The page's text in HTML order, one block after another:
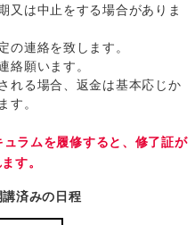
又は中止をする場合がありま
の連絡を致します。
絡願います。
れる場合、返金は基本応じか
す。
ラムを履修すると、修了証が
す。
済みの日程